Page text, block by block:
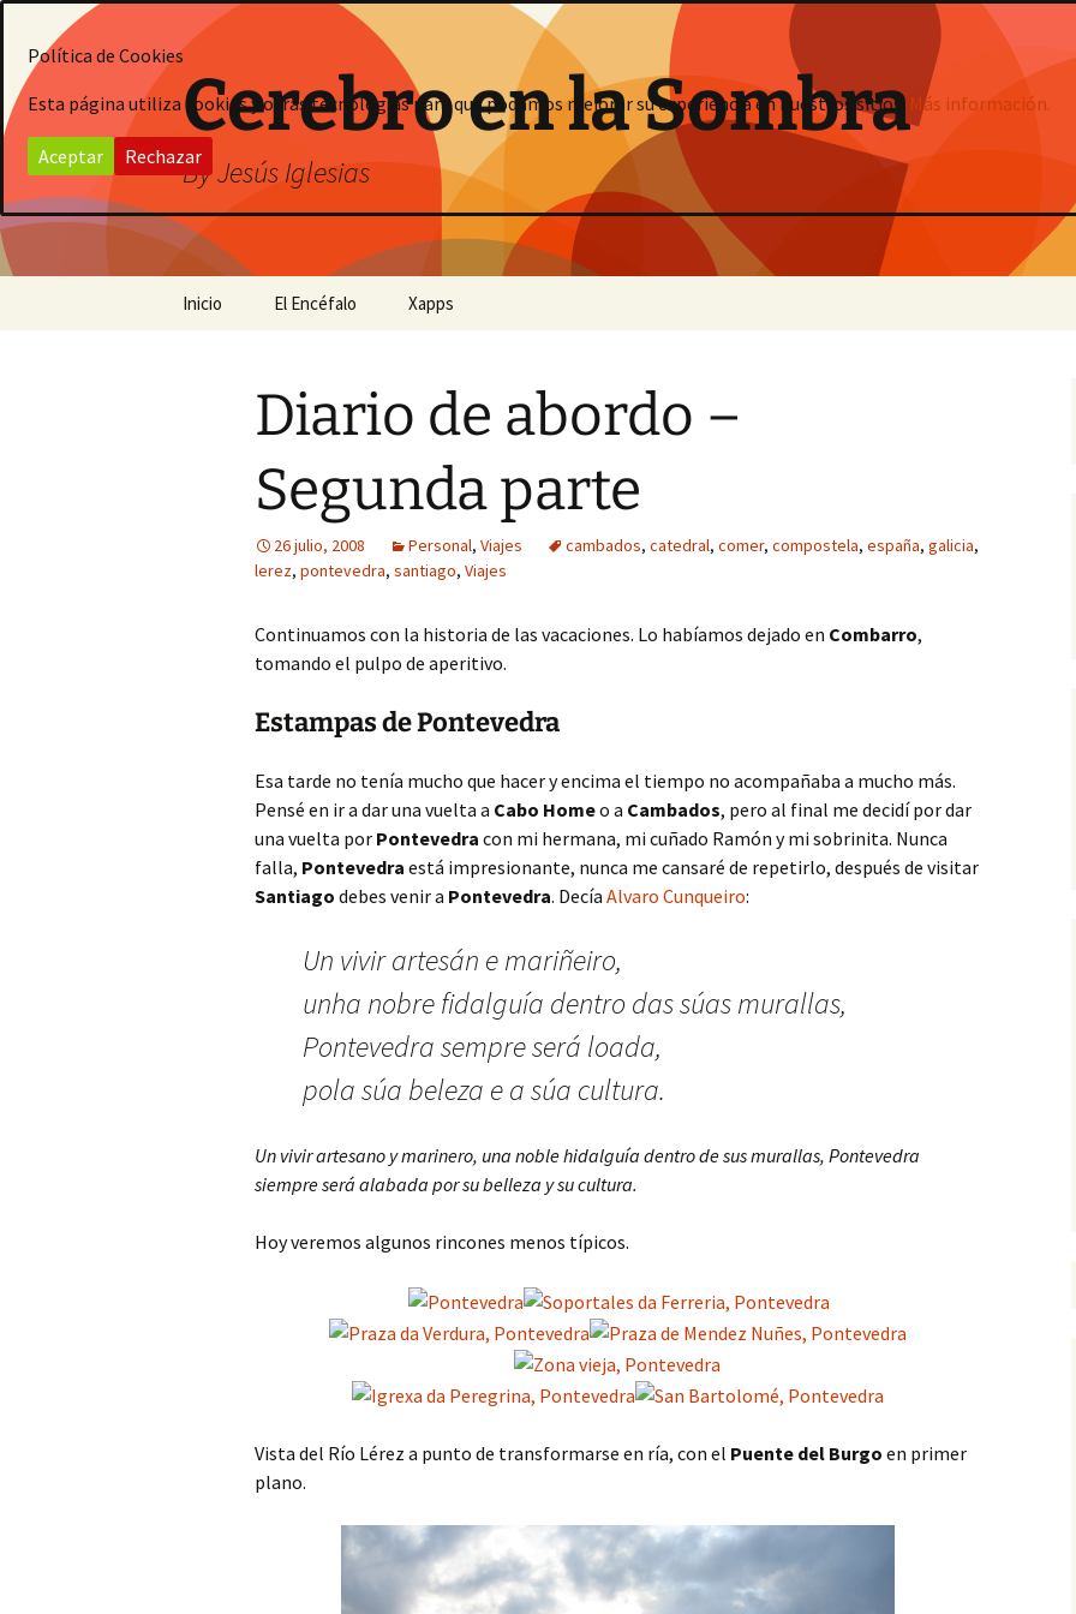
contenido
Cerebro en la Sombra
By Jesús Iglesias
Inicio El Encéfalo Xapps
Diario de abordo –
Segunda parte
26 julio, 2008 Personal, Viajes cambados, catedral, comer, compostela, españa, galicia,
lerez, pontevedra, santiago, Viajes
Continuamos con la historia de las vacaciones. Lo habíamos dejado en Combarro,
tomando el pulpo de aperitivo.
Estampas de Pontevedra
Esa tarde no tenía mucho que hacer y encima el tiempo no acompañaba a mucho más.
Pensé en ir a dar una vuelta a Cabo Homeo a Cambados, pero al final me decidí por dar
una vuelta por Pontevedra con mi hermana, mi cuñado Ramón y mi sobrinita. Nunca
falla, Pontevedra está impresionante, nunca me cansaré de repetirlo, después de visitar
Santiago debes venir a Pontevedra. Decía Alvaro Cunqueiro:
Un vivir artesán e mariñeiro,
unha nobre fidalguía dentro das súas murallas,
Pontevedra sempre será loada,
pola súa beleza e a súa cultura.
Un vivir artesano y marinero, una noble hidalguía dentro de sus murallas, Pontevedra
siempre será alabada por su belleza y su cultura.
Hoy veremos algunos rincones menos típicos.
Vista del Río Lérez a punto de transformarse en ría, con el Puente del Burgo en primer
plano.
Política de Cookies
Esta página utiliza cookies y otras tecnologías para que podamos mejorar su experiencia en nuestros sitios: Más información.
Aceptar Rechazar